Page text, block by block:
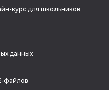
курс для школьников
данных
файлов